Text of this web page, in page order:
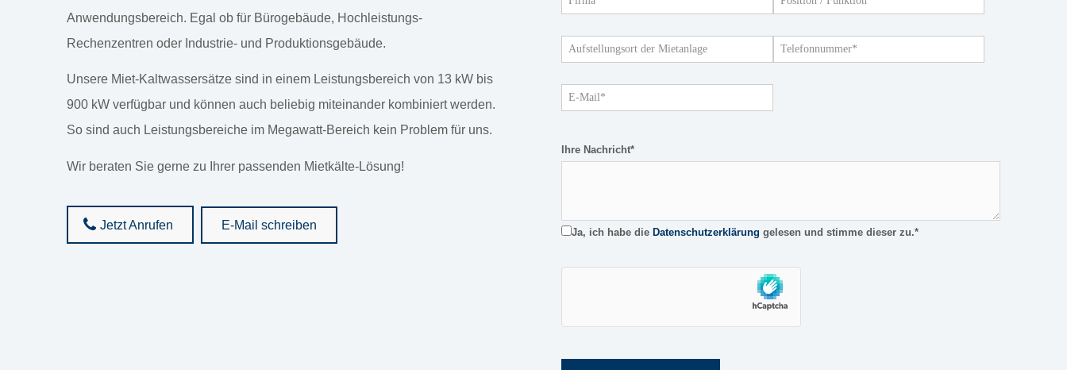
Anwendungsbereich. Egal ob für Bürogebäude, Hochleistungs-
Rechenzentren oder Industrie- und Produktionsgebäude.
Unsere Miet-Kaltwassersätze sind in einem Leistungsbereich von 13 kW bis
900 kW verfügbar und können auch beliebig miteinander kombiniert werden.
So sind auch Leistungsbereiche im Megawatt-Bereich kein Problem für uns.
Wir beraten Sie gerne zu Ihrer passenden Mietkälte-Lösung!
Jetzt Anrufen E-Mail schreiben
Ihre Nachricht*
Ja, ich habe dieDatenschutzerklärung gelesen und stimme dieser zu.*
Feld